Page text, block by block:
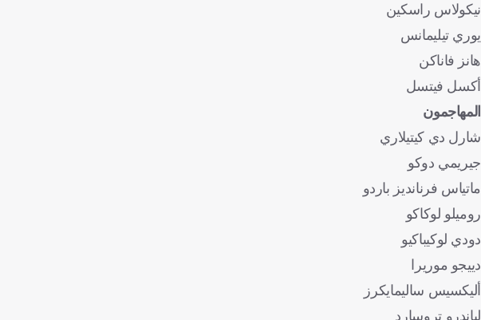
نيكولاس راسكين
يوري تيليمانس
هانز فاناكن
أكسل فيتسل
المهاجمون
شارل دي كيتيلاري
جيريمي دوكو
ماتياس فرنانديز باردو
روميلو لوكاكو
دودي لوكيباكيو
دييجو موريرا
أليكسيس ساليمايكرز
لياندرو تروسارد